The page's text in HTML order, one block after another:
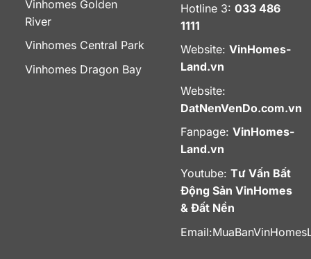
Vinhomes Golden
River
Vinhomes Central Park
Vinhomes Dragon Bay
Hotline 3: 033 486
1111
Website: VinHomes-
Land.vn
Website:
DatNenVenDo.com.vn
Fanpage: VinHomes-
Land.vn
Youtube: Tư Vấn Bất
Động Sản VinHomes
& Đất Nền
Email: